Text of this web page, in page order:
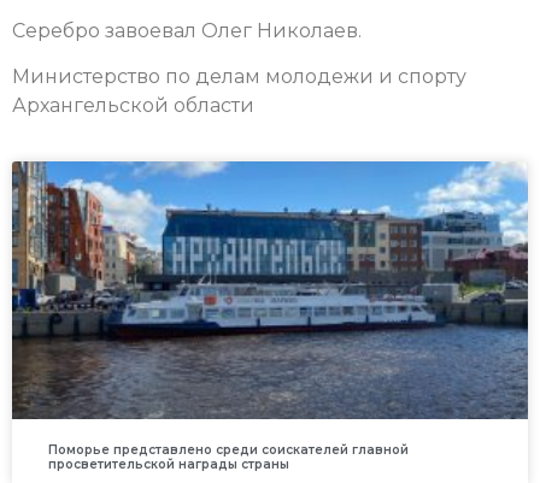
Серебро завоевал Олег Николаев.
Министерство по делам молодежи и спорту
Архангельской области
Поморье представлено среди соискателей главной
просветительской награды страны